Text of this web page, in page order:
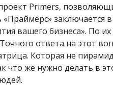
Primers,
заключается
вашего бизнеса». По
ответа на этот
Которая не
что же нужно делать в